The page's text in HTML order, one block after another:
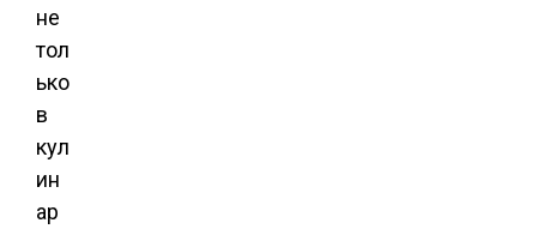
не
тол
ько
в
кул
ин
ар